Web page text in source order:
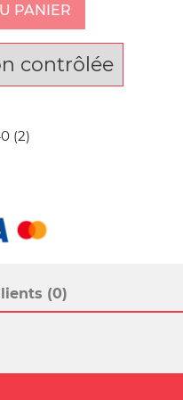
(0)
PANIER
contrôlée
(2)